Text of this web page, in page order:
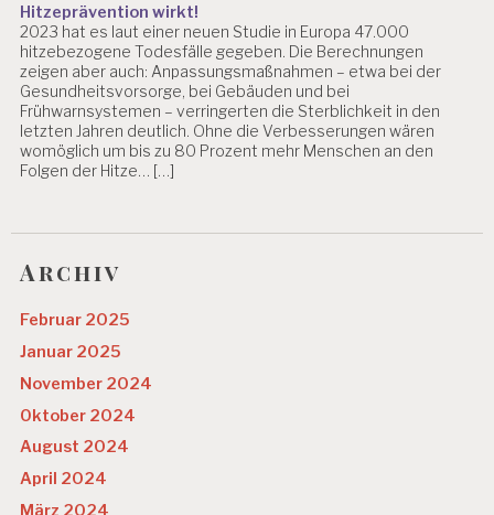
Hitzeprävention wirkt!
2023 hat es laut einer neuen Studie in Europa 47.000
hitzebezogene Todesfälle gegeben. Die Berechnungen
zeigen aber auch: Anpassungsmaßnahmen – etwa bei der
Gesundheitsvorsorge, bei Gebäuden und bei
Frühwarnsystemen – verringerten die Sterblichkeit in den
letzten Jahren deutlich. Ohne die Verbesserungen wären
womöglich um bis zu 80 Prozent mehr Menschen an den
Folgen der Hitze… […]
Archiv
Februar 2025
Januar 2025
November 2024
Oktober 2024
August 2024
April 2024
März 2024